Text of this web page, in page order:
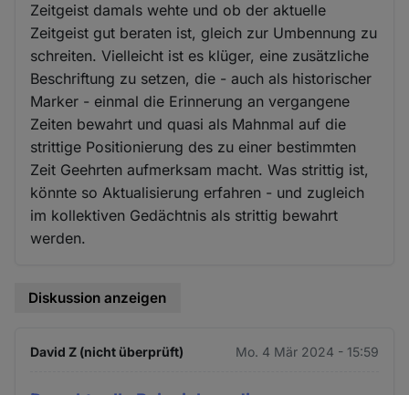
Zeitgeist damals wehte und ob der aktuelle
Zeitgeist gut beraten ist, gleich zur Umbennung zu
schreiten. Vielleicht ist es klüger, eine zusätzliche
Beschriftung zu setzen, die - auch als historischer
Marker - einmal die Erinnerung an vergangene
Zeiten bewahrt und quasi als Mahnmal auf die
strittige Positionierung des zu einer bestimmten
Zeit Geehrten aufmerksam macht. Was strittig ist,
könnte so Aktualisierung erfahren - und zugleich
im kollektiven Gedächtnis als strittig bewahrt
werden.
Diskussion anzeigen
David Z (nicht überprüft) Mo. 4 Mär 2024 - 15:59